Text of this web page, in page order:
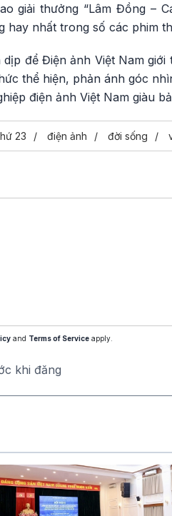
giải thưởng “Lâm Đồng –
hay nhất trong số các phim
dịp để Điện ảnh Việt Nam
thể hiện, phản ánh góc
điện ảnh Việt Nam giàu
23 điện ảnh đời sống
and Terms of Service apply.
khi đăng